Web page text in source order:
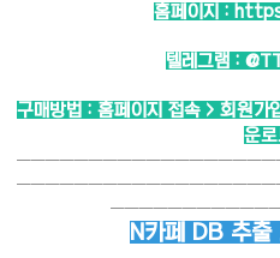
홈페이지 :
텔레그램 :
구매방법 : 홈페이지 접속 > 회원가
운로
N카페 DB 추출